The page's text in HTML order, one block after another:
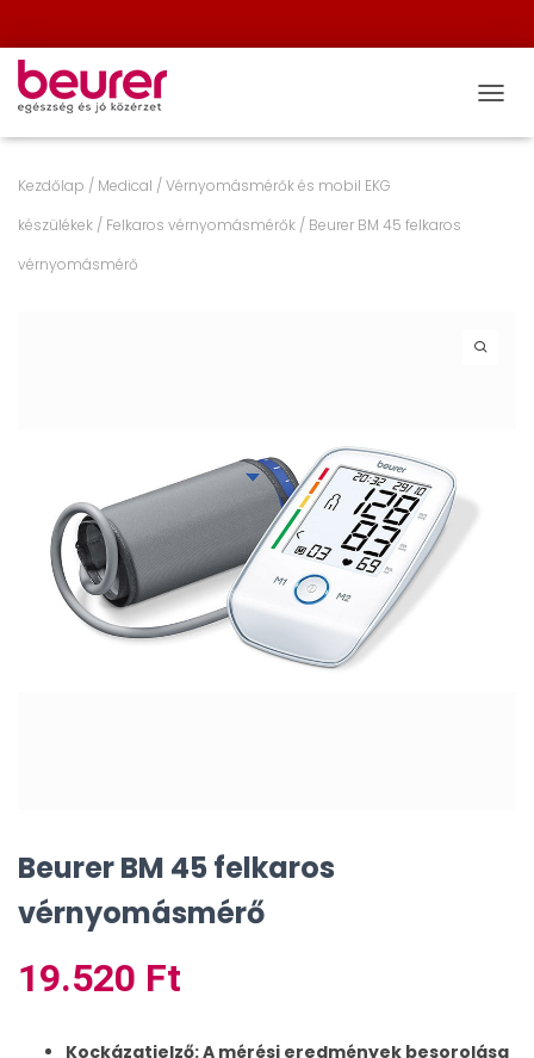
Kezdőlap / Medical /Vérnyomásmérők és mobil EKG
készülékek / Felkaros vérnyomásmérők / Beurer BM 45 felkaros
vérnyomásmérő
Beurer BM 45 felkaros
vérnyomásmérő
19.520 Ft
Kockázatjelző: A mérési eredmények besorolása